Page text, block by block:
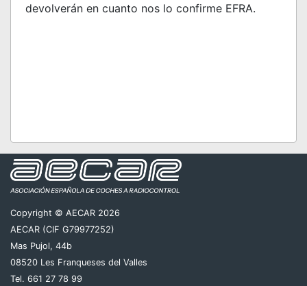
devolverán en cuanto nos lo confirme EFRA.
Copyright © AECAR 2026
AECAR (CIF G79977252)
Mas Pujol, 44b
08520 Les Franqueses del Valles
Tel. 661 27 78 99